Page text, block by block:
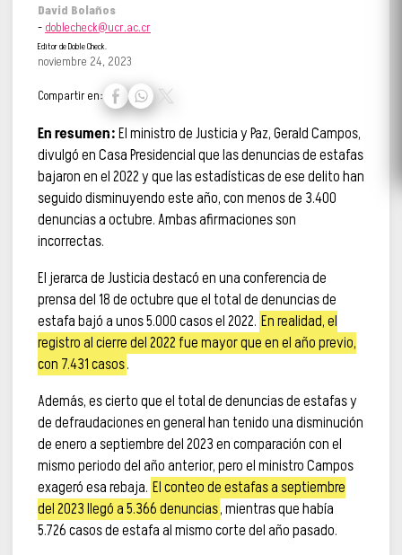
David Bolaños
- doblecheck@ucr.ac.cr
Editor de Doble Check.
noviembre 24, 2023
Compartir en:
En resumen:El ministro de Justicia y Paz, Gerald Campos,
divulgó en Casa Presidencial que las denuncias de estafas
bajaron en el 2022 y que las estadísticas de ese delito han
seguido disminuyendo este año, con menos de 3.400
denuncias a octubre. Ambas afirmaciones son
incorrectas.
El jerarca de Justicia destacó en una conferencia de
prensa del 18 de octubre que el total de denuncias de
estafa bajó a unos 5.000 casos el 2022. En realidad, el
registro al cierre del 2022 fue mayor que en el año previo,
con 7.431 casos.
Además, es cierto que el total de denuncias de estafas y
de defraudaciones en general han tenido una disminución
de enero a septiembre del 2023 en comparación con el
mismo periodo del año anterior, pero el ministro Campos
exageró esa rebaja. El conteo de estafas a septiembre
del 2023 llegó a 5.366 denuncias, mientras que había
5.726 casos de estafa al mismo corte del año pasado.